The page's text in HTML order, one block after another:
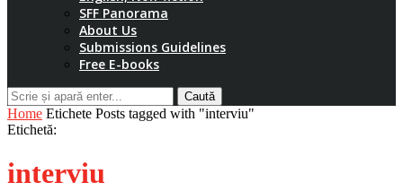
SFF Panorama
About Us
Submissions Guidelines
Free E-books
Caută
Home Etichete Posts tagged with "interviu"
Etichetă:
interviu